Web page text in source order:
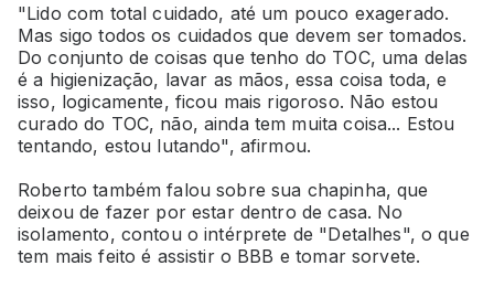
"Lido com total cuidado, até um pouco exagerado.
Mas sigo todos os cuidados que devem ser tomados.
Do conjunto de coisas que tenho do TOC, uma delas
é a higienização, lavar as mãos, essa coisa toda, e
isso, logicamente, ficou mais rigoroso. Não estou
curado do TOC, não, ainda tem muita coisa... Estou
tentando, estou lutando", afirmou.
Roberto também falou sobre sua chapinha, que
deixou de fazer por estar dentro de casa. No
isolamento, contou o intérprete de "Detalhes", o que
tem mais feito é assistir o BBB e tomar sorvete.